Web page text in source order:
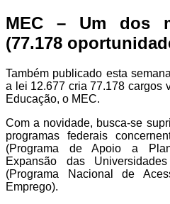
MEC – Um dos
(77.178
Também publicado esta
a lei 12.677 cria 77.178 cargos
Educação, o MEC.
Com a novidade, busca-se
programas federais
(Programa de Apoio a
Expansão das
(Programa Nacional de
Emprego).